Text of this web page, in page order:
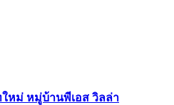
ใหม่ หมู่บ้านพีเอส วิลล่า